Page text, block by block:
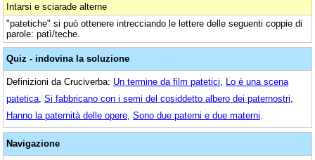
Intarsi e sciarade alterne
"patetiche" si può ottenere intrecciando le lettere delle seguenti coppie di
parole: patì/teche.
Quiz - indovina la soluzione
Definizioni da Cruciverba: Un termine da film patetici
Lo è una scena
patetica Si fabbricano con i semi del cosiddetto albero dei paternostri
Hanno la paternità delle opere Sono due paterni e due materni
Navigazione